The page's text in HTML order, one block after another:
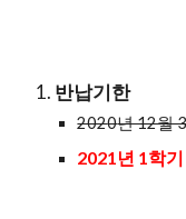
반납기한
2020년 12월
2021년 1학